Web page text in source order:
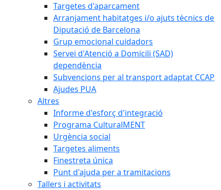
Targetes d'aparcament
Arranjament habitatges i/o ajuts tècnics de
Diputació de Barcelona
Grup emocional cuidadors
Servei d'Atenció a Domicili (SAD)
dependència
Subvencions per al transport adaptat CCAP
Ajudes PUA
Altres
Informe d'esforç d'integració
Programa CulturalMENT
Urgència social
Targetes aliments
Finestreta única
Punt d'ajuda per a tramitacions
Tallers i activitats